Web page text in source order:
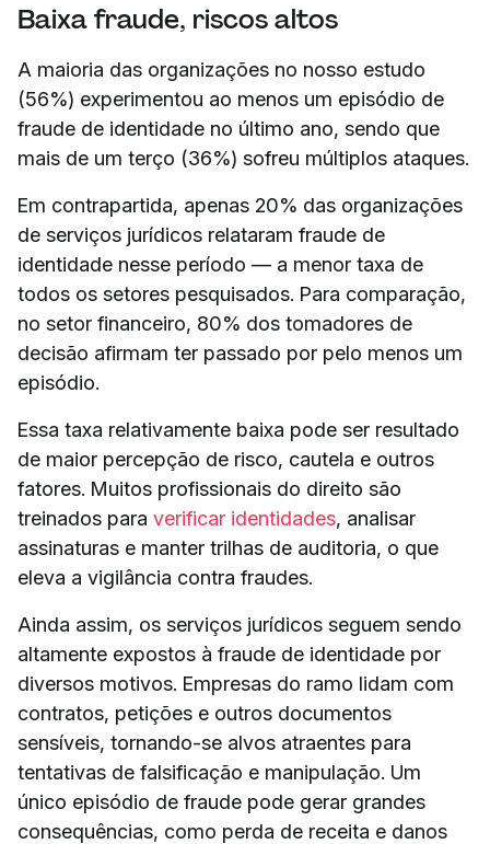
Baixa fraude, riscos altos
A maioria das organizações no nosso estudo
(56%) experimentou ao menos um episódio de
fraude de identidade no último ano, sendo que
mais de um terço (36%) sofreu múltiplos ataques.
Em contrapartida, apenas 20% das organizações
de serviços jurídicos relataram fraude de
identidade nesse período — a menor taxa de
todos os setores pesquisados. Para comparação,
no setor financeiro, 80% dos tomadores de
decisão afirmam ter passado por pelo menos um
episódio.
Essa taxa relativamente baixa pode ser resultado
de maior percepção de risco, cautela e outros
fatores. Muitos profissionais do direito são
treinados para verificar identidades, analisar
assinaturas e manter trilhas de auditoria, o que
eleva a vigilância contra fraudes.
Ainda assim, os serviços jurídicos seguem sendo
altamente expostos à fraude de identidade por
diversos motivos. Empresas do ramo lidam com
contratos, petições e outros documentos
sensíveis, tornando-se alvos atraentes para
tentativas de falsificação e manipulação. Um
único episódio de fraude pode gerar grandes
consequências, como perda de receita e danos